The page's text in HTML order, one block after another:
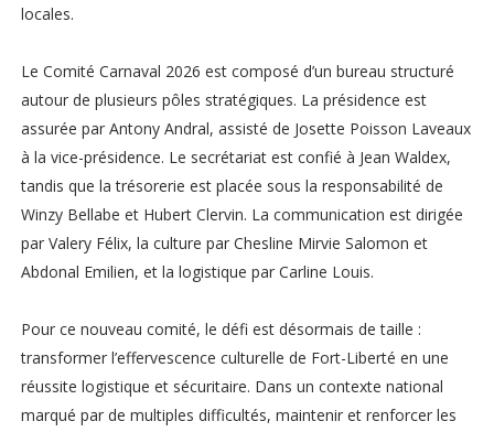
locales.
Le Comité Carnaval 2026 est composé d’un bureau structuré
autour de plusieurs pôles stratégiques. La présidence est
assurée par Antony Andral, assisté de Josette Poisson Laveaux
à la vice-présidence. Le secrétariat est confié à Jean Waldex,
tandis que la trésorerie est placée sous la responsabilité de
Winzy Bellabe et Hubert Clervin. La communication est dirigée
par Valery Félix, la culture par Chesline Mirvie Salomon et
Abdonal Emilien, et la logistique par Carline Louis.
Pour ce nouveau comité, le défi est désormais de taille :
transformer l’effervescence culturelle de Fort-Liberté en une
réussite logistique et sécuritaire. Dans un contexte national
marqué par de multiples difficultés, maintenir et renforcer les